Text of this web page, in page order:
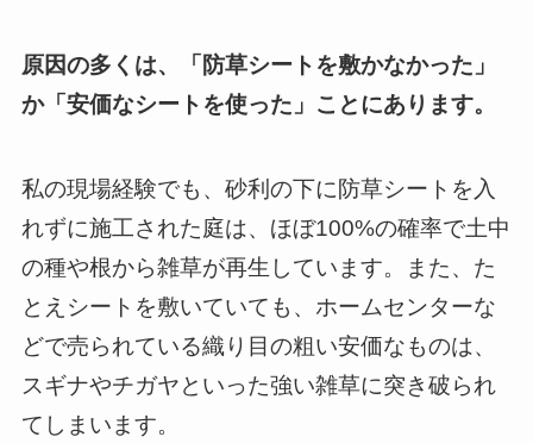
原因の多くは、「防草シートを敷かなかった」
か「安価なシートを使った」ことにあります。
私の現場経験でも、砂利の下に防草シートを入
れずに施工された庭は、ほぼ100%の確率で土中
の種や根から雑草が再生しています。また、た
とえシートを敷いていても、ホームセンターな
どで売られている織り目の粗い安価なものは、
スギナやチガヤといった強い雑草に突き破られ
てしまいます。